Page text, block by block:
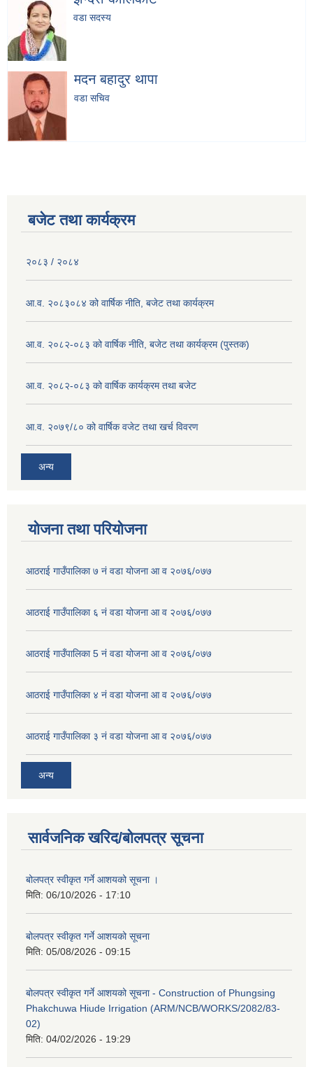
वडा सदस्य
मदन बहादुर थापा
वडा सचिव
बजेट तथा कार्यक्रम
२०८३ / २०८४
आ.व. २०८३०८४ को वार्षिक नीति, बजेट तथा कार्यक्रम
आ.व. २०८२-०८३ को वार्षिक नीति, बजेट तथा कार्यक्रम (पुस्तक)
आ.व. २०८२-०८३ को वार्षिक कार्यक्रम तथा बजेट
आ.व. २०७९/८० को वार्षिक वजेट तथा खर्च विवरण
अन्य
योजना तथा परियोजना
आठराई गाउँपालिका ७ नं वडा योजना आ व २०७६/०७७
आठराई गाउँपालिका ६ नं वडा योजना आ व २०७६/०७७
आठराई गाउँपालिका 5 नं वडा योजना आ व २०७६/०७७
आठराई गाउँपालिका ४ नं वडा योजना आ व २०७६/०७७
आठराई गाउँपालिका ३ नं वडा योजना आ व २०७६/०७७
अन्य
सार्वजनिक खरिद/बोलपत्र सूचना
बोलपत्र स्वीकृत गर्ने आशयको सूचना ।
मिति: 06/10/2026 - 17:10
बोलपत्र स्वीकृत गर्ने आशयको सूचना
मिति: 05/08/2026 - 09:15
बोलपत्र स्वीकृत गर्ने आशयको सूचना - Construction of Phungsing
Phakchuwa Hiude Irrigation (ARM/NCB/WORKS/2082/83-
02)
मिति: 04/02/2026 - 19:29